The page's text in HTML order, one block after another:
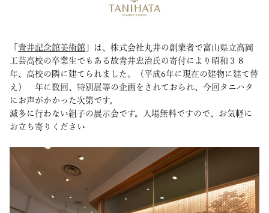
青井記念館美術館 」は、株式会社丸井の創業者で富山県立高岡
工芸高校の卒業生でもある故青井忠治氏の寄付により昭和３８
年、高校の隣に建てられました。（平成6年に現在の建物に建て替
え） 年に数回、特別展等の企画をされておられ、今回タニハタ
にお声がかかった次第です。
滅多に行わない組子の展示会です。入場無料ですので、お気軽に
お立ち寄りください